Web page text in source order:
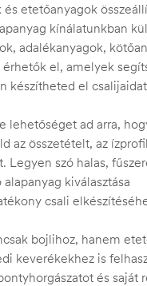
etetőanyagok
kínálatunkban
adalékanyagok,
el, amelyek
készítheted el
lehetőséget ad arra,
az összetételt, az
Legyen szó halas,
kiválasztása
csali
bojlihoz, hanem
keverékekhez is
és saját